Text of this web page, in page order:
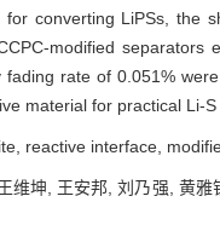
converting LiPSs,
modified
rate of 0.051%
material for practical Li-S
reactive interface,
维坤, 王安邦, 刘乃强, 黄